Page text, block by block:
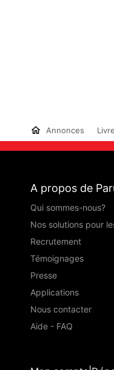
Annonces
A propos de
Qui sommes-nous?
Nos solutions pour
Recrutement
Témoignages
Presse
Applications
Nous contacter
Aide - FAQ